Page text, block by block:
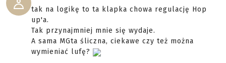
tak na logikę to ta klapka chowa regulację Hop
up'a.
Tak przynajmniej mnie się wydaje.
A sama MGta śliczna, ciekawe czy też można
wymieniać lufę?